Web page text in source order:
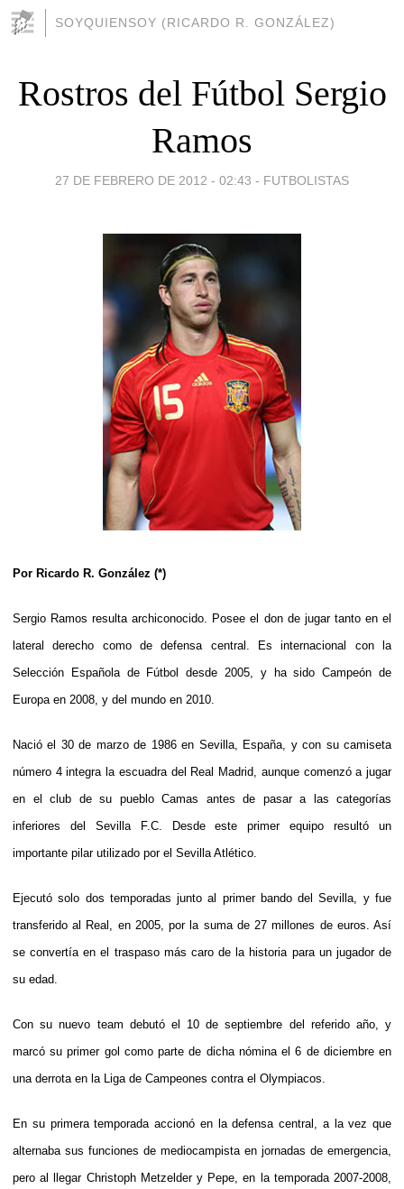
SOYQUIENSOY (RICARDO R. GONZÁLEZ)
Rostros del Fútbol Sergio
Ramos
27 DE FEBRERO DE 2012 - 02:43 - FUTBOLISTAS
Por Ricardo R. González (*)
Sergio Ramos resulta archiconocido. Posee el don de jugar tanto en el
lateral derecho como de defensa central. Es internacional con la
Selección Española de Fútbol desde 2005, y ha sido Campeón de
Europa en 2008, y del mundo en 2010.
Nació el 30 de marzo de 1986 en Sevilla, España, y con su camiseta
número 4 integra la escuadra del Real Madrid, aunque comenzó a jugar
en el club de su pueblo Camas antes de pasar a las categorías
inferiores del Sevilla F.C. Desde este primer equipo resultó un
importante pilar utilizado por el Sevilla Atlético.
Ejecutó solo dos temporadas junto al primer bando del Sevilla, y fue
transferido al Real, en 2005, por la suma de 27 millones de euros. Así
se convertía en el traspaso más caro de la historia para un jugador de
su edad.
Con su nuevo team debutó el 10 de septiembre del referido año, y
marcó su primer gol como parte de dicha nómina el 6 de diciembre en
una derrota en la Liga de Campeones contra el Olympiacos.
En su primera temporada accionó en la defensa central, a la vez que
alternaba sus funciones de mediocampista en jornadas de emergencia,
pero al llegar Christoph Metzelder y Pepe, en la temporada 2007-2008,